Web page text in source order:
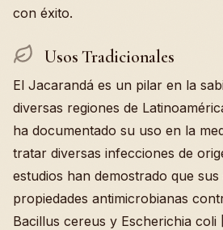
con éxito.
Usos Tradicionales
El Jacarandá es un pilar en la
diversas regiones de
ha documentado su uso en la
tratar diversas infecciones de
estudios han demostrado que
propiedades antimicrobianas
Bacillus cereus y Escherichia coli